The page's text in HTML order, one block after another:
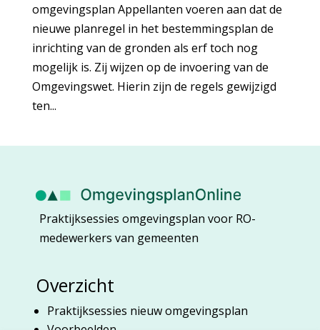
omgevingsplan Appellanten voeren aan dat de
nieuwe planregel in het bestemmingsplan de
inrichting van de gronden als erf toch nog
mogelijk is. Zij wijzen op de invoering van de
Omgevingswet. Hierin zijn de regels gewijzigd
ten...
Praktijksessies omgevingsplan voor RO-
medewerkers van gemeenten
Overzicht
Praktijksessies nieuw omgevingsplan